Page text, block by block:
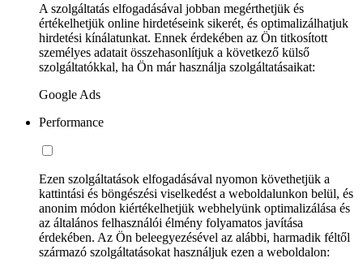
A szolgáltatás elfogadásával jobban megérthetjük és
értékelhetjük online hirdetéseink sikerét, és optimalizálhatjuk
hirdetési kínálatunkat. Ennek érdekében az Ön titkosított
személyes adatait összehasonlítjuk a következő külső
szolgáltatókkal, ha Ön már használja szolgáltatásaikat:
Google Ads
Performance
Ezen szolgáltatások elfogadásával nyomon követhetjük a
kattintási és böngészési viselkedést a weboldalunkon belül, és
anonim módon kiértékelhetjük webhelyünk optimalizálása és
az általános felhasználói élmény folyamatos javítása
érdekében. Az Ön beleegyezésével az alábbi, harmadik féltől
származó szolgáltatásokat használjuk ezen a weboldalon: